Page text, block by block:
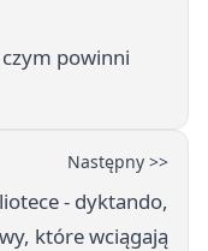
powinni
Następny >>
- dyktando,
które wciągają